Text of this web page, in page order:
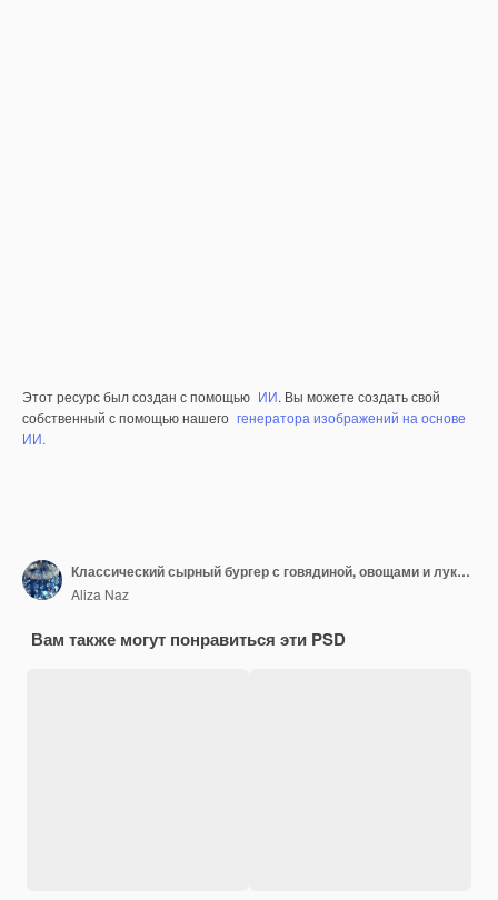
Этот ресурс был создан с помощью ИИ. Вы можете создать свой
собственный с помощью нашего генератора изображений на основе
ИИ.
Классический сырный бургер с говядиной, овощами и луком на прозрачном фоне
Aliza Naz
Вам также могут понравиться эти PSD